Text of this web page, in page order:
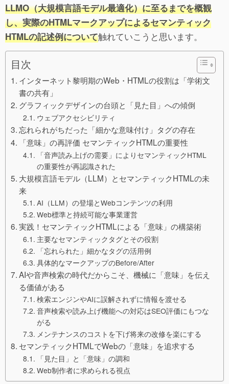
LLMO（大規模言語モデル最適化）に至るまでを概観
し、実際のHTMLマークアップによるセマンティック
HTMLの記述例について触れていこうと思います。
目次
インターネット黎明期のWeb・HTMLの役割は「学術文
書の共有」
グラフィックデザインの台頭と「見た目」への傾倒
ウェブアクセシビリティ
忘れられがちだった「細かな意味付け」タグの存在
「意味」の再評価 セマンティックHTMLの重要性
「音声読み上げの需要」によりセマンティックHTML
の重要性が再認識された
大規模言語モデル（LLM）とセマンティックHTMLの未
来
AI（LLM）の登場とWebコンテンツの利用
Web標準と持続可能な事業運営
実践！セマンティックHTMLによる「意味」の構築術
主要なセマンティックタグとその役割
「忘れられた」細かなタグの活用例
具体的なマークアップのBefore/After
AIや音声検索の時代だからこそ、機械に「意味」を伝え
る価値がある
検索エンジンやAIに誤解されずに情報を渡せる
音声検索や読み上げ機能への対応はSEO評価にもつな
がる
メンテナンスのコストを下げ将来の改修を楽にする
セマンティックHTMLでWebの「意味」を追求する
「見た目」と「意味」の調和
Web制作者に求められる視点